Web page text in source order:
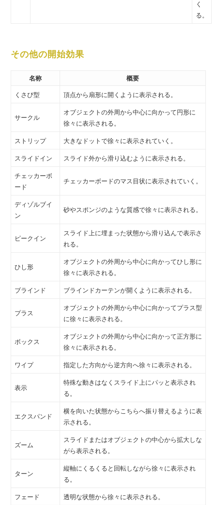
く
る。
その他の開始効果
名称
概要
くさび型
頂点から扇形に開くように表示される。
サークル
オブジェクトの外周から中心に向かって円形に
徐々に表示される。
ストリップ
大きなドットで徐々に表示されていく。
スライドイン
スライド外から滑り込むように表示される。
チェッカーボ
ード
チェッカーボードのマス目状に表示されていく。
ディゾルブイ
ン
砂やスポンジのような質感で徐々に表示される。
ピークイン
スライド上に埋まった状態から滑り込んで表示さ
れる。
ひし形
オブジェクトの外周から中心に向かってひし形に
徐々に表示される。
ブラインド
ブラインドカーテンが開くように表示される。
プラス
オブジェクトの外周から中心に向かってプラス型
に徐々に表示される。
ボックス
オブジェクトの外周から中心に向かって正方形に
徐々に表示される。
ワイプ
指定した方向から逆方向へ徐々に表示される。
表示
特殊な動きはなくスライド上にパッと表示され
る。
エクスパンド
横を向いた状態からこちらへ振り替えるように表
示される。
ズーム
スライドまたはオブジェクトの中心から拡大しな
がら表示される。
ターン
縦軸にくるくると回転しながら徐々に表示され
る。
フェード
透明な状態から徐々に表示される。